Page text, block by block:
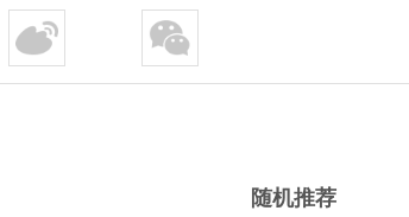
随机推荐